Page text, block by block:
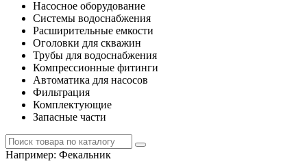
Насосное оборудование
Системы водоснабжения
Расширительные емкости
Оголовки для скважин
Трубы для водоснабжения
Компрессионные фитинги
Автоматика для насосов
Фильтрация
Комплектующие
Запасные части
Например: Фекальник